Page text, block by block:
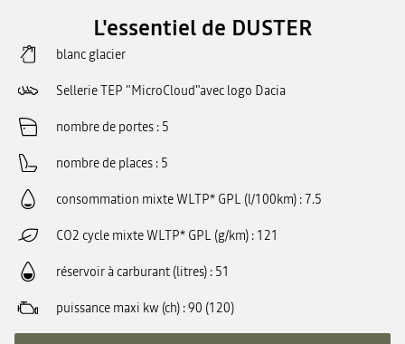
L'essentiel de DUSTER
blanc glacier
Sellerie TEP "MicroCloud"avec logo Dacia
nombre de portes 5
nombre de places 5
consommation mixte WLTP* GPL (l/100km) 7.5
CO2 cycle mixte WLTP* GPL (g/km) 121
réservoir à carburant (litres) 51
puissance maxi kw (ch) 90 (120)